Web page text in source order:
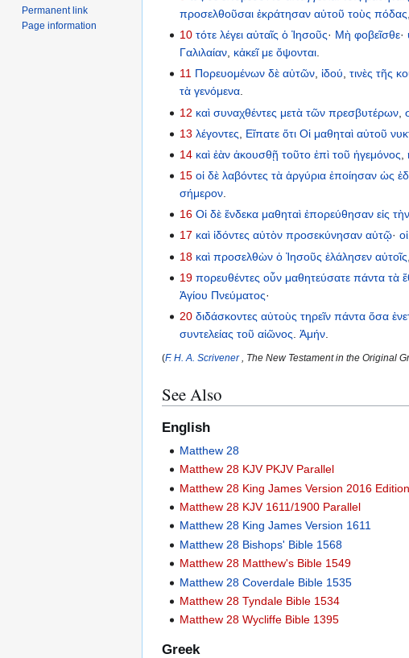
προσελθοῦσαι ἐκράτησαν αὐτοῦ τοὺς πόδας
10 τότε λέγει αὐταῖς ὁ Ἰησοῦς· Μὴ φοβεῖσθε·
Γαλιλαίαν κἀκεῖ με ὄψονται
11 Πορευομένων δὲ αὐτῶν, ἰδού,τινὲς τῆς
τὰ γενόμενα.
12 καὶ συναχθέντες μετὰ τῶν πρεσβυτέρων ,
13 λέγοντες Εἴπατε ὅτι Οἱ μαθηταὶ αὐτοῦ
14 καὶ ἐὰν ἀκουσθῇ τοῦτο ἐπὶ τοῦ ἡγεμόνος ,
15 οἱ δὲ λαβόντες τὰ ἀργύρια ἐποίησαν ὡς
σήμερον
16 Οἱ δὲ ἕνδεκα μαθηταὶ ἐπορεύθησαν εἰς τὴν
17 καὶ ἰδόντες αὐτὸν προσεκύνησαν αὐτῷ·οἱ
18 καὶ προσελθὼν ὁ Ἰησοῦς ἐλάλησεν αὐτοῖς
19 πορευθέντες οὖν μαθητεύσατε πάντα τὰ
Ἁγίου Πνεύματος·
20 διδάσκοντες αὐτοὺς τηρεῖν πάντα ὅσα
συντελείας τοῦ αἰῶνος .Ἀμήν
(F. H. A. Scrivener, The New Testament in the Original
See Also
English
Matthew 28
Matthew 28 KJV PKJV Parallel
Matthew 28 King James Version 2016 Edition
Matthew 28 KJV 1611/1900 Parallel
Matthew 28 King James Version 1611
Matthew 28 Bishops' Bible 1568
Matthew 28 Matthew's Bible 1549
Matthew 28 Coverdale Bible 1535
Matthew 28 Tyndale Bible 1534
Matthew 28 Wycliffe Bible 1395
Greek
Permanent link
Page information